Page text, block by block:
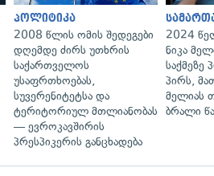
პოლიტიკა
2008 წლის ომის შედეგები
დღემდე ძირს უთხრის
საქართველოს
უსაფრთხოებას,
სუვერენიტეტსა და
ტერიტორიულ მთლიანობას
— ევროკავშირის
პრესპიკერის განცხადება
2024
ნიკა
საქმეზე
პირს,
მელიას
ბრალი